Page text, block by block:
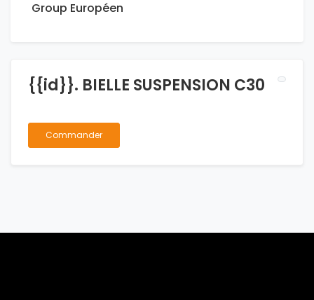
Group Européen
{{id}}. BIELLE SUSPENSION C30
Commander